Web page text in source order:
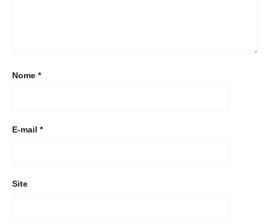
Nome *
E-mail *
Site